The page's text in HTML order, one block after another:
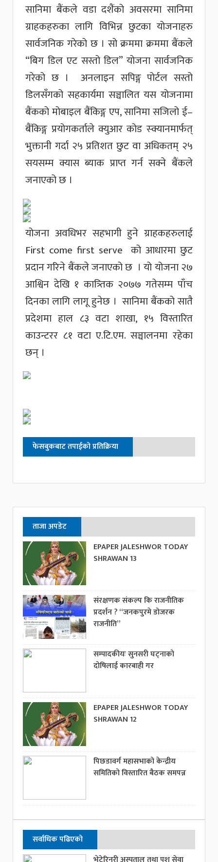
सानिमा बैंकले वडा दशैंंको अवसरमा सानिमा
ग्राहकहरुका लागि विभिन्न छुटका योजनाहरु
सार्वजनिक गरेको छ । सो क्रममा क्रममा बैंकले
“बिग डिल एट सस्तो डिल” योजना सार्वजनिक
गरेको छ । अनलाइन सपिङ्ग पोर्टल सस्तो
डिलसँगको सहकार्यमा सञ्चालित यस योजनामा
बैंकको मोबाइल बैंकिङ्ग एप, सानिमा सजिलो ई–
बैंकिङ्ग प्रयोगकर्ताले क्युआर कोड स्क्यानमार्फत्
भुक्तानी गर्दा २५ प्रतिशत छुट वा अधिकतम् २५
सयसम्म क्यास ब्याक प्राप्त गर्न सक्ने बैंकले
जनाएको छ ।
योजना अवधिभर सहभागी हुने ग्राहकहरुलाई
First come first serve को आधारमा छुट
प्रदान गरिने बैंकले जनाएको छ । यो योजना २७
आश्विन देखि १ कात्र्तिक २०७७ गतेसम्म पाँच
दिनका लागि लागू हुनेछ । सानिमा बैंकको सातै
प्रदेशमा हाल ८३ वटा शाखा, १५ विस्तारित
काउन्टरर ८१ वटा ए.टि.एम. सञ्चालनमा रहेका
छन् ।
फेसबुकबाट तपाईको प्रतिक्रिया
ताजा अपडेट
EPAPER JALESHWOR TODAY
SHRAWAN 13
संरक्षणक संकल्प कि राजनीतिक
प्रदर्शन ? “जनकपुरमे डोजरक
राजनीति”
सम्पादकीयः सुनसरी घट्नाको
दोषिलाई कारबाही गर
EPAPER JALESHWOR TODAY
SHRAWAN 12
पिछडावर्ग महासभाको केन्द्रीय
समितिको विस्तारित बैठक समपन्न
सर्वाधिक पढिएको